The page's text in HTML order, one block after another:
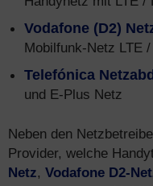
Vodafone (D2)
Mobilfunk-Netz LTE
Telefónica
und E-Plus Netz
Neben den
Provider, welche
Netz, Vodafone D2-